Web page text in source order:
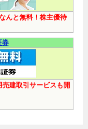
んと無料！株主優待
券
建取引サービスも開